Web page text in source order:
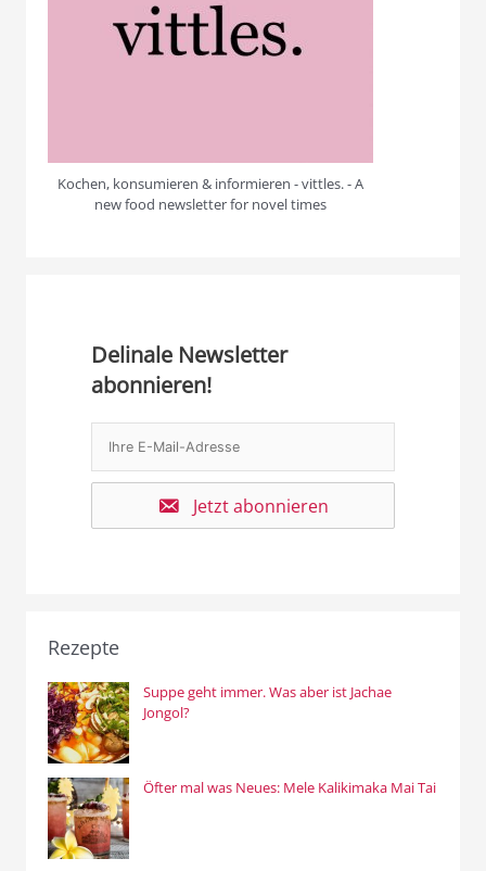
Kochen, konsumieren & informieren - vittles. - A
new food newsletter for novel times
Delinale Newsletter
abonnieren!
Jetzt abonnieren
Rezepte
Suppe geht immer. Was aber ist Jachae
Jongol?
Öfter mal was Neues: Mele Kalikimaka Mai Tai